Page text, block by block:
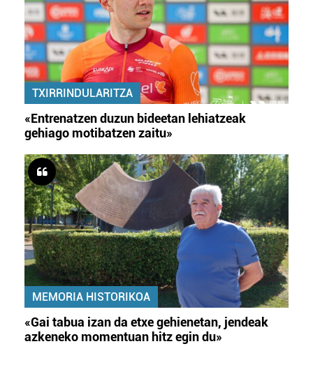
TXIRRINDULARITZA
«Entrenatzen duzun bideetan lehiatzeak
gehiago motibatzen zaitu»
MEMORIA HISTORIKOA
«Gai tabua izan da etxe gehienetan, jendeak
azkeneko momentuan hitz egin du»